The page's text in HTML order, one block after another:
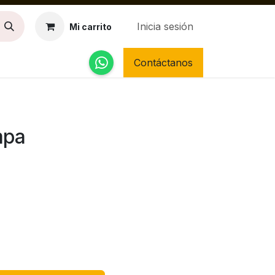
Mi carrito Inicia sesión
Contáctanos